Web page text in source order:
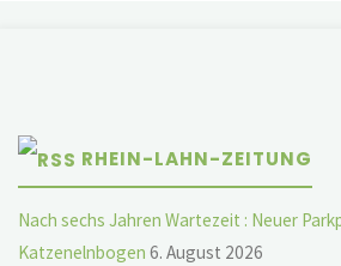
RHEIN-LAHN-ZEITUNG
Nach sechs Jahren Wartezeit : Neuer
Katzenelnbogen 6. August 2026